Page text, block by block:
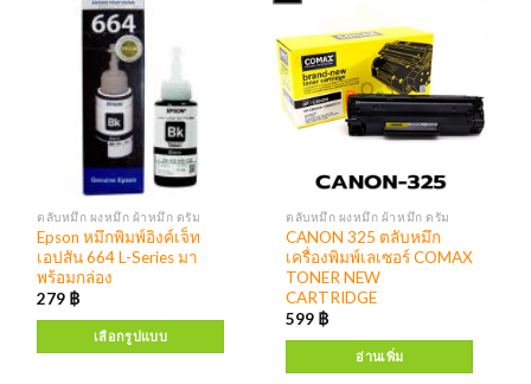
ตลับหมึก ผงหมึก ผ้าหมึก ดรัม
CANON 325 ตลับหมึก
เครื่องพิมพ์เลเซอร์ COMAX
TONER NEW
CARTRIDGE
599 ฿
อ่านเพิ่ม
ตลับหมึก ผงหมึก ผ้าหมึก ดรัม
Epson หมึกพิมพ์อิงค์เจ็ท
เอปสัน 664 L-Series มา
พร้อมกล่อง
279 ฿
เลือกรูปแบบ